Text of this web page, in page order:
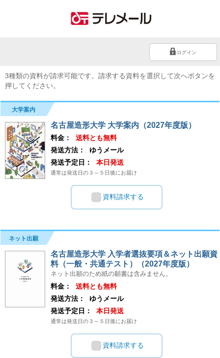
ログイン
3種類の資料が請求可能です。請求する資料を選択して次へボタンを
押してください。
大学案内
名古屋造形大学 大学案内（2027年度版）
料金：
送料とも無料
発送方法：
ゆうメール
発送予定日：
本日発送
通常は発送日の３～５日後にお届け
資料請求する
ネット出願
名古屋造形大学 入学者選抜要項＆ネット出願資
料（一般・共通テスト）（2027年度版）
ネット出願のため紙の願書は含みません。
料金：
送料とも無料
発送方法：
ゆうメール
発送予定日：
本日発送
通常は発送日の３～５日後にお届け
資料請求する